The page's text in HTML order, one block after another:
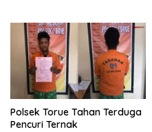
Polsek Torue Tahan Terduga
Pencuri Ternak